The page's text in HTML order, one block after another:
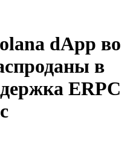
dApp во
в
ERPC